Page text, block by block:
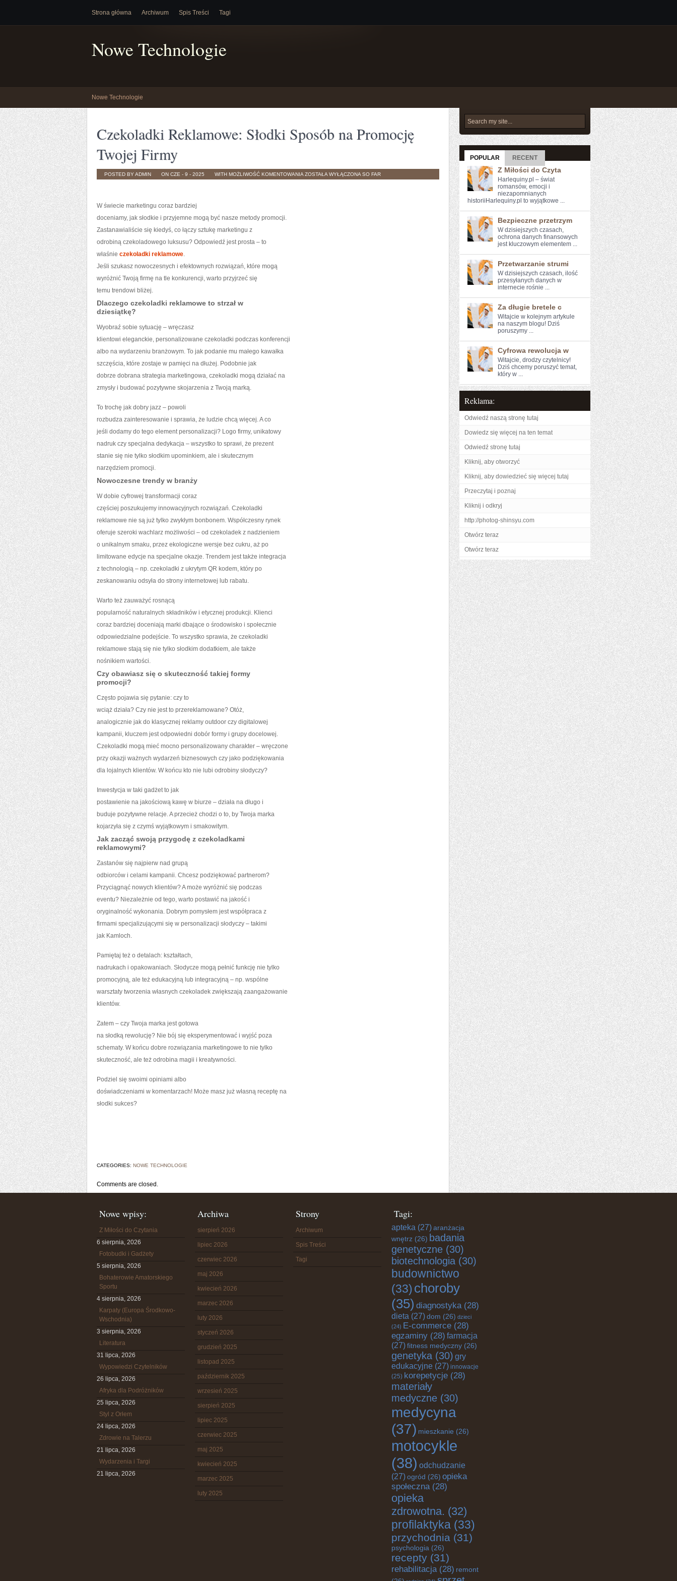
Strona główna Archiwum Spis Treści Tagi
Nowe Technologie
Nowe Technologie
Czekoladki Reklamowe: Słodki Sposób na Promocję
Twojej Firmy
POSTED BY ADMIN ON CZE - 9 - 2025 WITH MOŻLIWOŚĆ KOMENTOWANIA CZEKOLADKI
REKLAMOWE:
ZOSTAŁA WYŁĄCZONA SO FAR
W świecie marketingu coraz bardziej
doceniamy, jak słodkie i przyjemne mogą być nasze metody promocji.
Zastanawialiście się kiedyś, co łączy sztukę marketingu z
odrobiną czekoladowego luksusu? Odpowiedź jest prosta – to
właśnie czekoladki reklamowe.
Jeśli szukasz nowoczesnych i efektownych rozwiązań, które mogą
wyróżnić Twoją firmę na tle konkurencji, warto przyjrzeć się
temu trendowi bliżej.
Dlaczego czekoladki reklamowe to strzał w
dziesiątkę?
Wyobraź sobie sytuację – wręczasz
klientowi eleganckie, personalizowane czekoladki podczas konferencji
albo na wydarzeniu branżowym. To jak podanie mu małego kawałka
szczęścia, które zostaje w pamięci na dłużej. Podobnie jak
dobrze dobrana strategia marketingowa, czekoladki mogą działać na
zmysły i budować pozytywne skojarzenia z Twoją marką.
To trochę jak dobry jazz – powoli
rozbudza zainteresowanie i sprawia, że ludzie chcą więcej. A co
jeśli dodamy do tego element personalizacji? Logo firmy, unikatowy
nadruk czy specjalna dedykacja – wszystko to sprawi, że prezent
stanie się nie tylko słodkim upominkiem, ale i skutecznym
narzędziem promocji.
Nowoczesne trendy w branży
W dobie cyfrowej transformacji coraz
częściej poszukujemy innowacyjnych rozwiązań. Czekoladki
reklamowe nie są już tylko zwykłym bonbonem. Współczesny rynek
oferuje szeroki wachlarz możliwości – od czekoladek z nadzieniem
o unikalnym smaku, przez ekologiczne wersje bez cukru, aż po
limitowane edycje na specjalne okazje. Trendem jest także integracja
z technologią – np. czekoladki z ukrytym QR kodem, który po
zeskanowaniu odsyła do strony internetowej lub rabatu.
Warto też zauważyć rosnącą
popularność naturalnych składników i etycznej produkcji. Klienci
coraz bardziej doceniają marki dbające o środowisko i społecznie
odpowiedzialne podejście. To wszystko sprawia, że czekoladki
reklamowe stają się nie tylko słodkim dodatkiem, ale także
nośnikiem wartości.
Czy obawiasz się o skuteczność takiej formy
promocji?
Często pojawia się pytanie: czy to
wciąż działa? Czy nie jest to przereklamowane? Otóż,
analogicznie jak do klasycznej reklamy outdoor czy digitalowej
kampanii, kluczem jest odpowiedni dobór formy i grupy docelowej.
Czekoladki mogą mieć mocno personalizowany charakter – wręczone
przy okazji ważnych wydarzeń biznesowych czy jako podziękowania
dla lojalnych klientów. W końcu kto nie lubi odrobiny słodyczy?
Inwestycja w taki gadżet to jak
postawienie na jakościową kawę w biurze – działa na długo i
buduje pozytywne relacje. A przecież chodzi o to, by Twoja marka
kojarzyła się z czymś wyjątkowym i smakowitym.
Jak zacząć swoją przygodę z czekoladkami
reklamowymi?
Zastanów się najpierw nad grupą
odbiorców i celami kampanii. Chcesz podziękować partnerom?
Przyciągnąć nowych klientów? A może wyróżnić się podczas
eventu? Niezależnie od tego, warto postawić na jakość i
oryginalność wykonania. Dobrym pomysłem jest współpraca z
firmami specjalizującymi się w personalizacji słodyczy – takimi
jak Kamloch.
Pamiętaj też o detalach: kształtach,
nadrukach i opakowaniach. Słodycze mogą pełnić funkcję nie tylko
promocyjną, ale też edukacyjną lub integracyjną – np. wspólne
warsztaty tworzenia własnych czekoladek zwiększają zaangażowanie
klientów.
Zatem – czy Twoja marka jest gotowa
na słodką rewolucję? Nie bój się eksperymentować i wyjść poza
schematy. W końcu dobre rozwiązania marketingowe to nie tylko
skuteczność, ale też odrobina magii i kreatywności.
Podziel się swoimi opiniami albo
doświadczeniami w komentarzach! Może masz już własną receptę na
słodki sukces?
CATEGORIES: NOWE TECHNOLOGIE
Comments are closed.
POPULAR RECENT
Z Miłości do Czyta
Harlequiny.pl – świat
romansów, emocji i
niezapomnianych
historiiHarlequiny.pl to wyjątkowe ...
Bezpieczne przetrzym
W ⁣dzisiejszych czasach,
ochrona ‍danych finansowych‌
jest kluczowym elementem ...
Przetwarzanie strumi
W ​dzisiejszych czasach,⁣ ilość
przesyłanych danych w
internecie rośnie ...
Za długie bretele c
Witajcie w kolejnym artykule ​
na naszym blogu! Dziś
‌poruszymy ...
Cyfrowa rewolucja w
Witajcie, drodzy czytelnicy!
Dziś chcemy poruszyć temat,
który w ...
Reklama:
Odwiedź naszą stronę tutaj
Dowiedz się więcej na ten temat
Odwiedź stronę tutaj
Kliknij, aby otworzyć
Kliknij, aby dowiedzieć się więcej tutaj
Przeczytaj i poznaj
Kliknij i odkryj
http://photog-shinsyu.com
Otwórz teraz
Otwórz teraz
Nowe wpisy:
Z Miłości do Czytania
6 sierpnia, 2026
Fotobudki i Gadżety
5 sierpnia, 2026
Bohaterowie Amatorskiego
Sportu
4 sierpnia, 2026
Karpaty (Europa Środkowo-
Wschodnia)
3 sierpnia, 2026
Literatura
31 lipca, 2026
Wypowiedzi Czytelników
26 lipca, 2026
Afryka dla Podróżników
25 lipca, 2026
Styl z Orłem
24 lipca, 2026
Zdrowie na Talerzu
21 lipca, 2026
Wydarzenia i Targi
21 lipca, 2026
Archiwa
sierpień 2026
lipiec 2026
czerwiec 2026
maj 2026
kwiecień 2026
marzec 2026
luty 2026
styczeń 2026
grudzień 2025
listopad 2025
październik 2025
wrzesień 2025
sierpień 2025
lipiec 2025
czerwiec 2025
maj 2025
kwiecień 2025
marzec 2025
luty 2025
Strony
Archiwum
Spis Treści
Tagi
Tagi:
apteka (27) aranżacja
wnętrz (26) badania
genetyczne (30)
biotechnologia (30)
budownictwo
(33)choroby
(35) diagnostyka(28)
dieta (27) dom (26) dzieci
(24) E-commerce (28)
egzaminy (28) farmacja
(27) fitness medyczny (26)
genetyka (30) gry
edukacyjne (27) innowacje
(25) korepetycje (28)
materiały
medyczne (30)
medycyna
(37) mieszkanie (26)
motocykle
(38) odchudzanie
(27) ogród (26) opieka
społeczna(28)
opieka
zdrowotna. (32)
profilaktyka (33)
przychodnia (31)
psychologia (26)
recepty (31)
rehabilitacja(28) remont